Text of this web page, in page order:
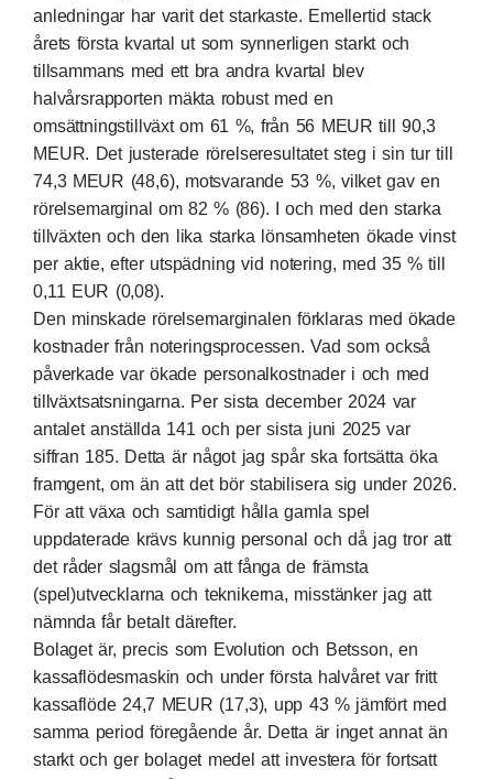
anledningar har varit det starkaste. Emellertid stack
årets första kvartal ut som synnerligen starkt och
tillsammans med ett bra andra kvartal blev
halvårsrapporten mäkta robust med en
omsättningstillväxt om 61 %, från 56 MEUR till 90,3
MEUR. Det justerade rörelseresultatet steg i sin tur till
74,3 MEUR (48,6), motsvarande 53 %, vilket gav en
rörelsemarginal om 82 % (86). I och med den starka
tillväxten och den lika starka lönsamheten ökade vinst
per aktie, efter utspädning vid notering, med 35 % till
0,11 EUR (0,08).
Den minskade rörelsemarginalen förklaras med ökade
kostnader från noteringsprocessen. Vad som också
påverkade var ökade personalkostnader i och med
tillväxtsatsningarna. Per sista december 2024 var
antalet anställda 141 och per sista juni 2025 var
siffran 185. Detta är något jag spår ska fortsätta öka
framgent, om än att det bör stabilisera sig under 2026.
För att växa och samtidigt hålla gamla spel
uppdaterade krävs kunnig personal och då jag tror att
det råder slagsmål om att fånga de främsta
(spel)utvecklarna och teknikerna, misstänker jag att
nämnda får betalt därefter.
Bolaget är, precis som Evolution och Betsson, en
kassaflödesmaskin och under första halvåret var fritt
kassaflöde 24,7 MEUR (17,3), upp 43 % jämfört med
samma period föregående år. Detta är inget annat än
starkt och ger bolaget medel att investera för fortsatt